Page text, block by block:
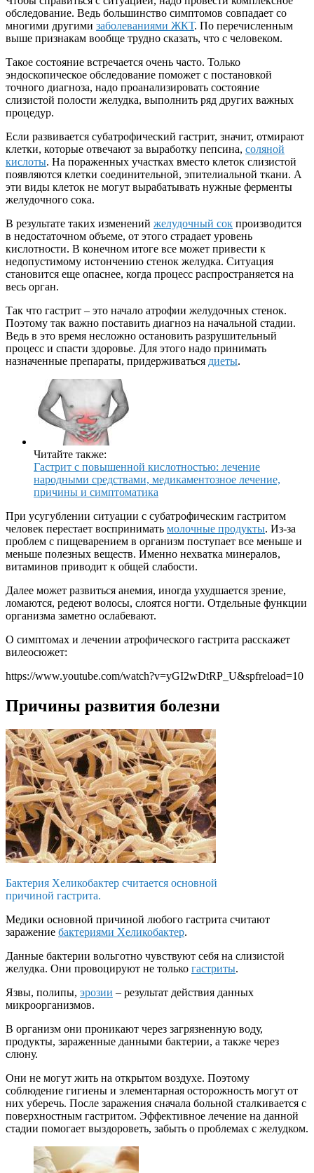
обследование. Ведь большинство симптомов совпадает со
многими другими заболеваниями ЖКТ. По перечисленным
выше признакам вообще трудно сказать, что с человеком.
Такое состояние встречается очень часто. Только
эндоскопическое обследование поможет с постановкой
точного диагноза, надо проанализировать состояние
слизистой полости желудка, выполнить ряд других важных
процедур.
Если развивается субатрофический гастрит, значит, отмирают
клетки, которые отвечают за выработку пепсина, соляной
кислоты. На пораженных участках вместо клеток слизистой
появляются клетки соединительной, эпителиальной ткани. А
эти виды клеток не могут вырабатывать нужные ферменты
желудочного сока.
В результате таких изменений желудочный сок производится
в недостаточном объеме, от этого страдает уровень
кислотности. В конечном итоге все может привести к
недопустимому истончению стенок желудка. Ситуация
становится еще опаснее, когда процесс распространяется на
весь орган.
Так что гастрит – это начало атрофии желудочных стенок.
Поэтому так важно поставить диагноз на начальной стадии.
Ведь в это время несложно остановить разрушительный
процесс и спасти здоровье. Для этого надо принимать
назначенные препараты, придерживаться диеты.
Читайте также:
Гастрит с повышенной кислотностью: лечение
народными средствами, медикаментозное лечение,
причины и симптоматика
При усугублении ситуации с субатрофическим гастритом
человек перестает воспринимать молочные продукты. Из-за
проблем с пищеварением в организм поступает все меньше и
меньше полезных веществ. Именно нехватка минералов,
витаминов приводит к общей слабости.
Далее может развиться анемия, иногда ухудшается зрение,
ломаются, редеют волосы, слоятся ногти. Отдельные функции
организма заметно ослабевают.
О симптомах и лечении атрофического гастрита расскажет
вилеосюжет:
https://www.youtube.com/watch?v=yGI2wDtRP_U&spfreload=10
Причины развития болезни
Бактерия Хеликобактер считается основной
причиной гастрита.
Медики основной причиной любого гастрита считают
заражение бактериями Хеликобактер.
Данные бактерии вольготно чувствуют себя на слизистой
желудка. Они провоцируют не только гастриты.
Язвы, полипы, эрозии – результат действия данных
микроорганизмов.
В организм они проникают через загрязненную воду,
продукты, зараженные данными бактерии, а также через
слюну.
Они не могут жить на открытом воздухе. Поэтому
соблюдение гигиены и элементарная осторожность могут от
них уберечь. После заражения сначала больной сталкивается с
поверхностным гастритом. Эффективное лечение на данной
стадии помогает выздороветь, забыть о проблемах с желудком.